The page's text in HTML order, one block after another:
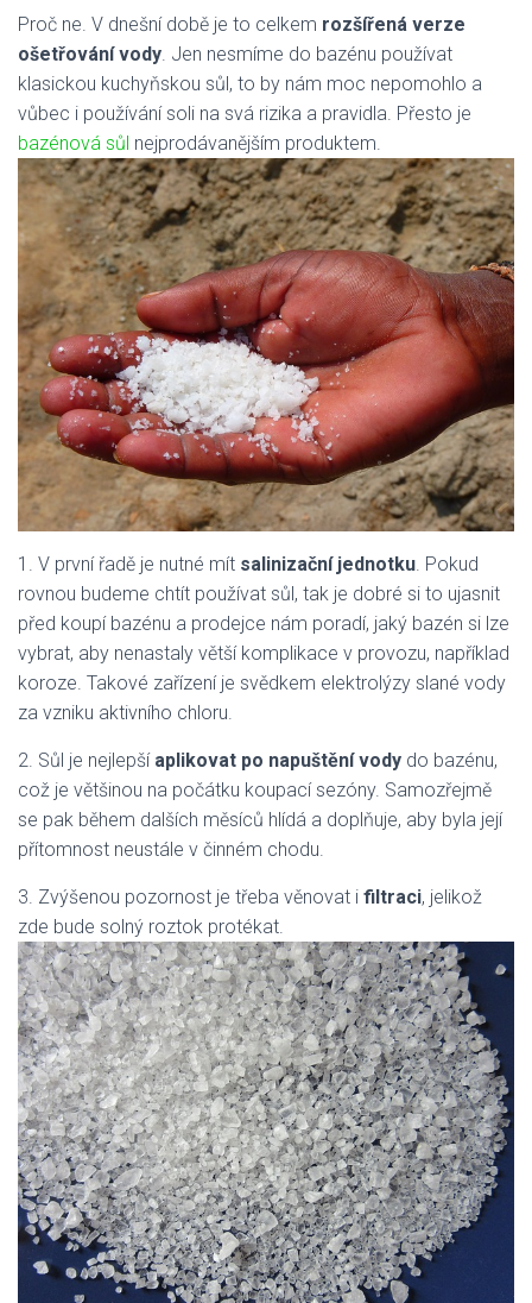
Proč ne. V dnešní době je to celkem rozšířená verze
ošetřování vody. Jen nesmíme do bazénu používat
klasickou kuchyňskou sůl, to by nám moc nepomohlo a
vůbec i používání soli na svá rizika a pravidla. Přesto je
bazénová sůl nejprodávanějším produktem.
1. V první řadě je nutné mít salinizační jednotku . Pokud
rovnou budeme chtít používat sůl, tak je dobré si to ujasnit
před koupí bazénu a prodejce nám poradí, jaký bazén si lze
vybrat, aby nenastaly větší komplikace v provozu, například
koroze. Takové zařízení je svědkem elektrolýzy slané vody
za vzniku aktivního chloru.
2. Sůl je nejlepší aplikovat po napuštění vody do bazénu,
což je většinou na počátku koupací sezóny. Samozřejmě
se pak během dalších měsíců hlídá a doplňuje, aby byla její
přítomnost neustále v činném chodu.
3. Zvýšenou pozornost je třeba věnovat i filtraci, jelikož
zde bude solný roztok protékat.